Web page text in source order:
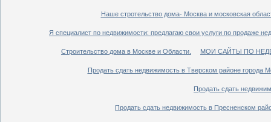
Наше стротельство дома- Москва и московская
Я специалист по недвижимости: предлагаю свои услуги по продаже
Строительство дома в Москве и Области. МОИ САЙТЫ ПО
Продать сдать недвижимость в Тверском районе города
Продать сдать
Продать сдать недвижимость в Пресненском